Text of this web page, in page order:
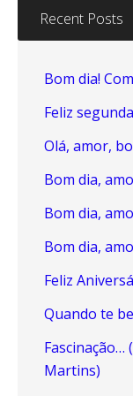
Recent Posts
Bom dia!
Feliz
Olá, amor,
Bom dia,
Bom dia,
Bom dia,
Feliz
Quando te
Fascinação…
Martins)